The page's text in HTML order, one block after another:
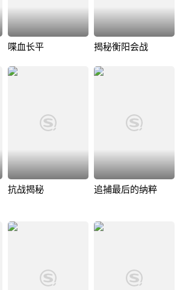
喋血长平 揭秘衡阳会战
抗战揭秘 追捕最后的纳粹